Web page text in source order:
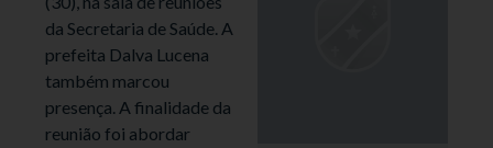
da Secretaria de Saúde. A
prefeita Dalva Lucena
também marcou
presença. A finalidade da
reunião foi abordar